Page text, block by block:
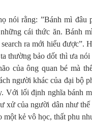
nói rằng: ”Bánh mì
cái thức ăn. Bánh
ra mới hiểu được”.
thường bảo dốt thì ưa
của ông quan bé mà
người khác của đại bộ
Với lối định nghĩa bánh
xử của người dân như
kẻ vô học, thất phu